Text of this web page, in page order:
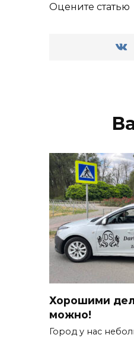
Оцените статью
Хорошими
можно!
Город у нас